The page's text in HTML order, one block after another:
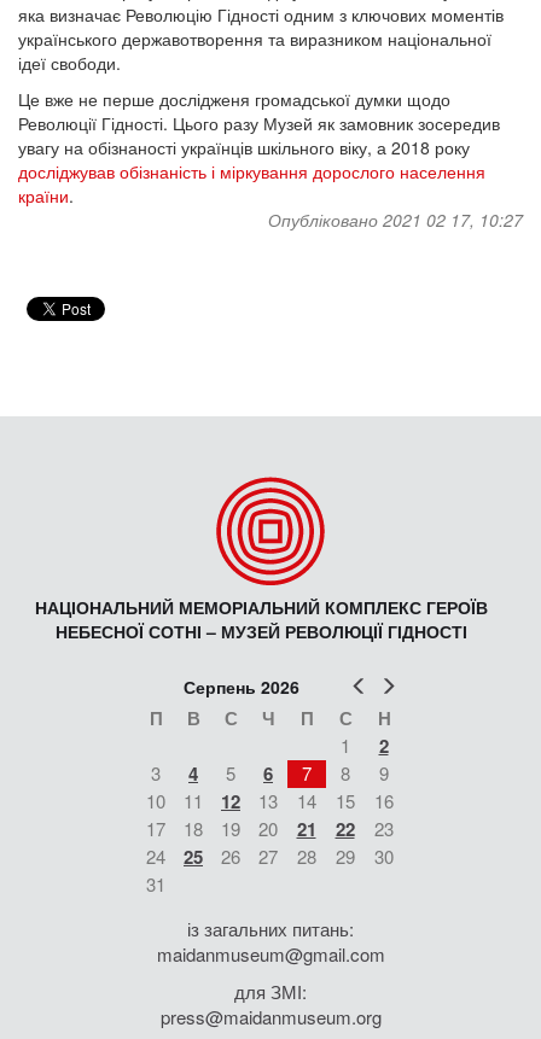
яка визначає Революцію Гідності одним з ключових моментів
українського державотворення та виразником національної
ідеї свободи.
Це вже не перше дослідженя громадської думки щодо
Революції Гідності. Цього разу Музей як замовник зосередив
увагу на обізнаності українців шкільного віку, а 2018 року
досліджував обізнаність і міркування дорослого населення
країни.
Опубліковано 2021 02 17, 10:27
НАЦІОНАЛЬНИЙ МЕМОРІАЛЬНИЙ КОМПЛЕКС ГЕРОЇВ
НЕБЕСНОЇ СОТНІ – МУЗЕЙ РЕВОЛЮЦІЇ ГІДНОСТІ
Попер
Серпень 2026
П В С Ч П С Н
1 2
3 4 5 6 7 8
9
10
11 12 13 14 15
16
17
18 19 20 21 22
23
24
25 26 27 28 29
30
31
із загальних питань:
maidanmuseum@gmail.com
для ЗМІ:
press@maidanmuseum.org